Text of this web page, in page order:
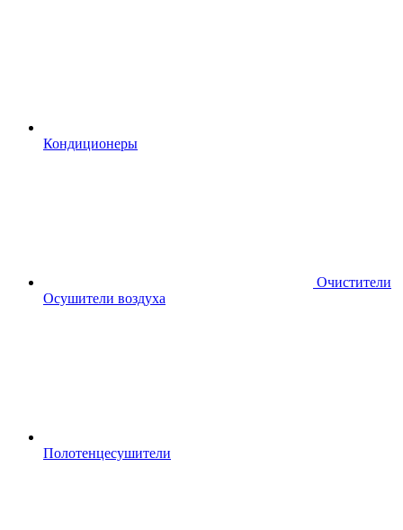
Кондиционеры
Очистители
Осушители воздуха
Полотенцесушители